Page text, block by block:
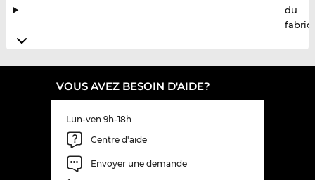
du
VOUS AVEZ BESOIN D'AIDE?
Lun-ven 9h-18h
Centre d'aide
Envoyer une demande